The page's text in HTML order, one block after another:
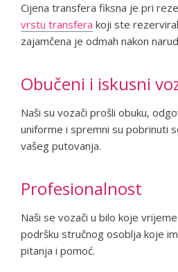
Cijena transfera fiksna je pri
vrstu transfera koji ste
zajamčena je odmah nakon
Obučeni i iskusni
Naši su vozači prošli obuku,
uniforme i spremni su pobrinuti
vašeg putovanja.
Profesionalnost
Naši se vozači u bilo koje
podršku stručnog osoblja koje
pitanja i pomoć.